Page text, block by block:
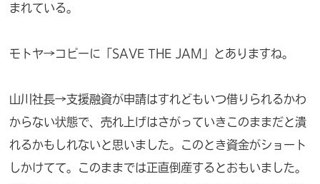
まれている。
モトヤ→コピーに「SAVE THE JAM」とありますね。
山川社長→支援融資が申請はすれどもいつ借りられるかわ
からない状態で、売れ上げはさがっていきこのままだと潰
れるかもしれないと思いました。このとき資金がショート
しかけてて。このままでは正直倒産するとおもいました。